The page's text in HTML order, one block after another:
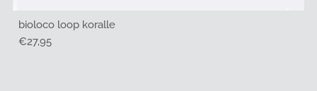
bioloco loop koralle
Regulärer
€27,95